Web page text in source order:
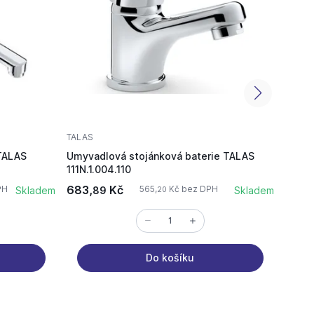
Skladem
TALAS
Umyvadlová stojánková baterie TALAS
111N.1.004.110
683,89 Kč 565,20 Kč bez DPH Skladem
Do košíku